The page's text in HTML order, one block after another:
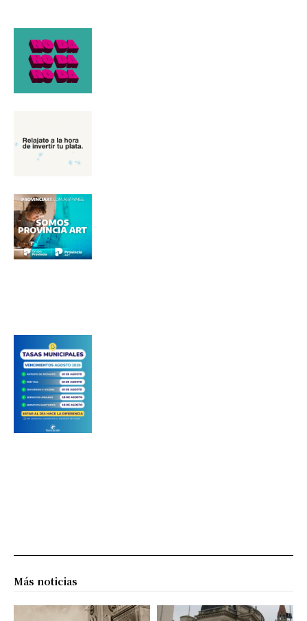
Más noticias